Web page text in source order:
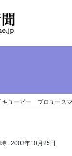
キユーピー プロユース
: 2003年10月25日